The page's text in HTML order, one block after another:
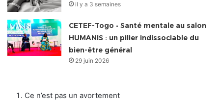
il y a 3 semaines
CETEF-Togo • Santé mentale au salon
HUMANIS : un pilier indissociable du
bien-être général
29 juin 2026
Ce n’est pas un avortement